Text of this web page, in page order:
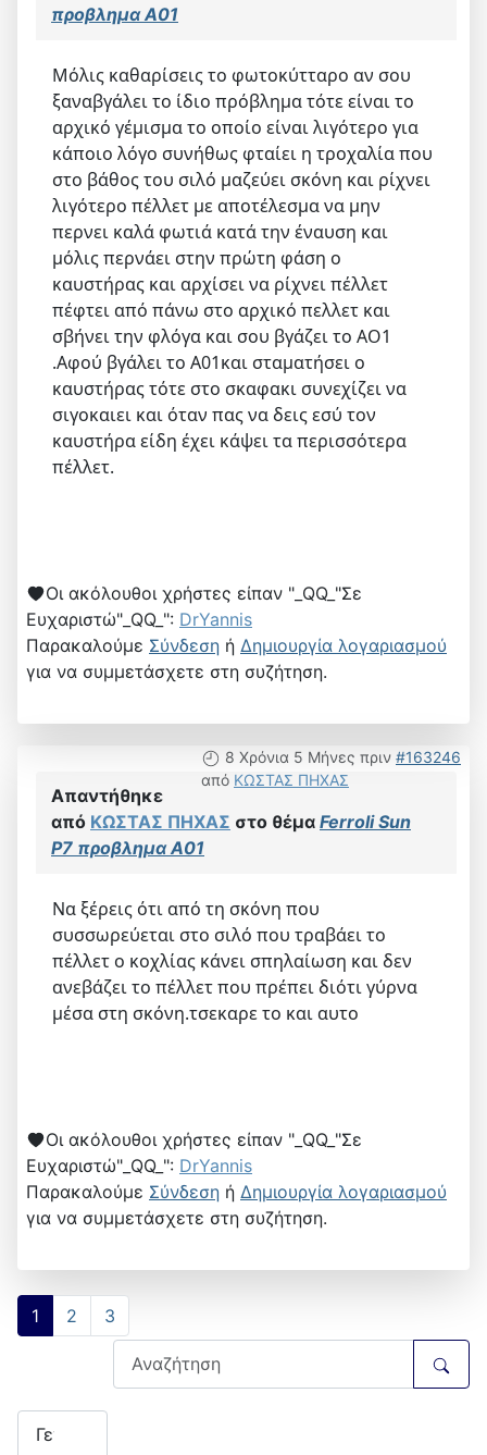
προβλημα Α01
Μόλις καθαρίσεις το φωτοκύτταρο αν σου
ξαναβγάλει το ίδιο πρόβλημα τότε είναι το
αρχικό γέμισμα το οποίο είναι λιγότερο για
κάποιο λόγο συνήθως φταίει η τροχαλία που
στο βάθος του σιλό μαζεύει σκόνη και ρίχνει
λιγότερο πέλλετ με αποτέλεσμα να μην
περνει καλά φωτιά κατά την έναυση και
μόλις περνάει στην πρώτη φάση ο
καυστήρας και αρχίσει να ρίχνει πέλλετ
πέφτει από πάνω στο αρχικό πελλετ και
σβήνει την φλόγα και σου βγάζει το ΑΟ1
.Αφού βγάλει το Α01και σταματήσει ο
καυστήρας τότε στο σκαφακι συνεχίζει να
σιγοκαιει και όταν πας να δεις εσύ τον
καυστήρα είδη έχει κάψει τα περισσότερα
πέλλετ.
Οι ακόλουθοι χρήστες είπαν "_QQ_"Σε
Ευχαριστώ"_QQ_": DrYannis
Παρακαλούμε Σύνδεση ή Δημιουργία λογαριασμού
για να συμμετάσχετε στη συζήτηση.
8 Χρόνια 5 Μήνες πριν #163246
από ΚΩΣΤΑΣ ΠΗΧΑΣ
Απαντήθηκε
από ΚΩΣΤΑΣ ΠΗΧΑΣ στο θέμα Ferroli Sun
P7 προβλημα Α01
Να ξέρεις ότι από τη σκόνη που
συσσωρεύεται στο σιλό που τραβάει το
πέλλετ ο κοχλίας κάνει σπηλαίωση και δεν
ανεβάζει το πέλλετ που πρέπει διότι γύρνα
μέσα στη σκόνη.τσεκαρε το και αυτο
Οι ακόλουθοι χρήστες είπαν "_QQ_"Σε
Ευχαριστώ"_QQ_": DrYannis
Παρακαλούμε Σύνδεση ή Δημιουργία λογαριασμού
για να συμμετάσχετε στη συζήτηση.
1 2 3